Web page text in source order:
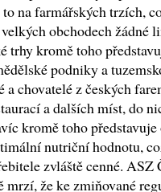
na farmářských trzích,
obchodech žádné
trhy kromě toho
podniky a
a chovatelé z českých
a dalších míst, do
kromě toho
nutriční hodnotu,
zvláště cenné.
mrzí, že ke zmiňované